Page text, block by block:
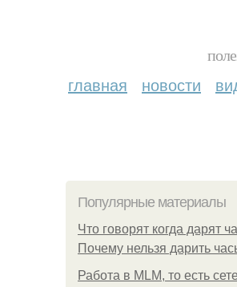
главная новости
Популярные материалы
Что говорят когда дарят
Почему нельзя дарить
Работа в MLM, то есть